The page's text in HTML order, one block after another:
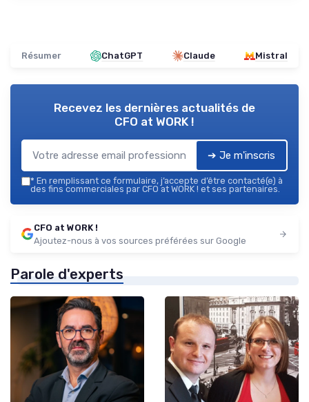
Résumer ChatGPT Claude Mistral
Recevez les dernières actualités de
CFO at WORK !
➔ Je m'inscris
* En remplissant ce formulaire, j’accepte d’être contacté(e) à
des fins commerciales par CFO at WORK ! et ses partenaires.
CFO at WORK !
Ajoutez-nous à vos sources préférées sur Google
Parole d'experts